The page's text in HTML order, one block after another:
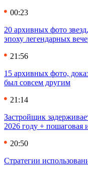
00:23
20 архивных фото
эпоху легендарных
21:56
15 архивных фото,
был совсем другим
21:14
Застройщик
2026 году + пошаговая
20:50
Стратегии